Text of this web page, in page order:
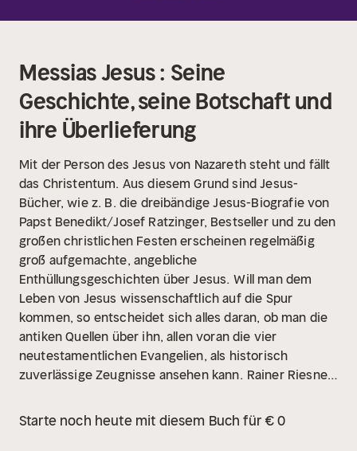
Messias Jesus : Seine
Geschichte, seine Botschaft und
ihre Überlieferung
Mit der Person des Jesus von Nazareth steht und fällt
das Christentum. Aus diesem Grund sind Jesus-
Bücher, wie z. B. die dreibändige Jesus-Biografie von
Papst Benedikt/Josef Ratzinger, Bestseller und zu den
großen christlichen Festen erscheinen regelmäßig
groß aufgemachte, angebliche
Enthüllungsgeschichten über Jesus. Will man dem
Leben von Jesus wissenschaftlich auf die Spur
kommen, so entscheidet sich alles daran, ob man die
antiken Quellen über ihn, allen voran die vier
neutestamentlichen Evangelien, als historisch
zuverlässige Zeugnisse ansehen kann. Rainer Riesner
Entstehung und im Vergleich mit anderen Quellen, die
Starte noch heute mit diesem Buch für € 0